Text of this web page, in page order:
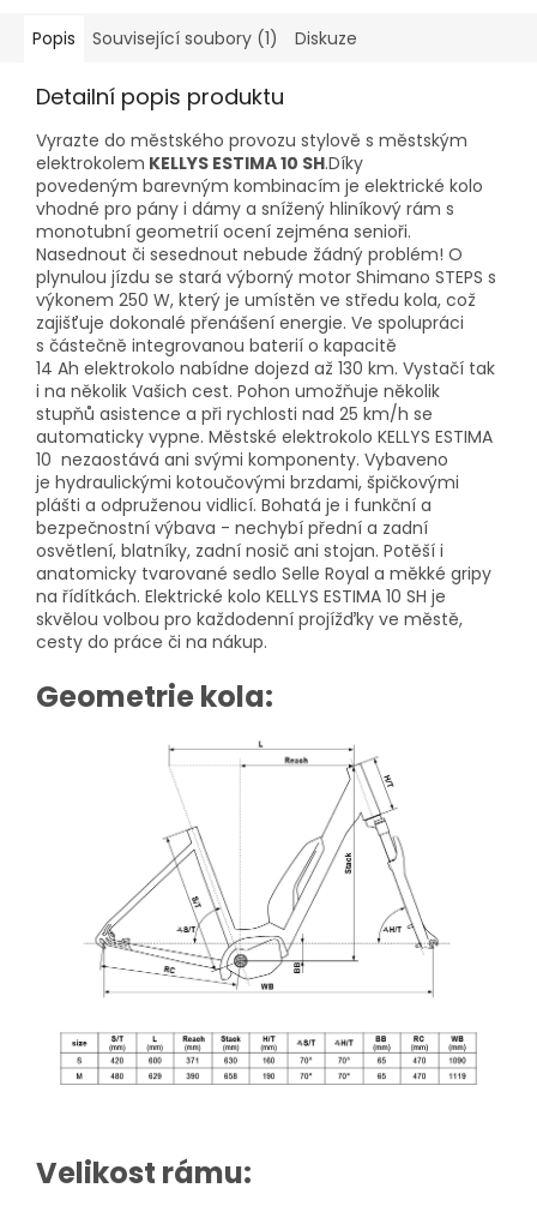
Popis Související soubory (1) Diskuze
Detailní popis produktu
Vyrazte do městského provozu stylově s městským
elektrokolem KELLYS ESTIMA 10 SH.Díky
povedeným barevným kombinacím je elektrické kolo
vhodné pro pány i dámy a snížený hliníkový rám s
monotubní geometrií ocení zejména senioři.
Nasednout či sesednout nebude žádný problém! O
plynulou jízdu se stará výborný motor Shimano STEPS s
výkonem 250 W, který je umístěn ve středu kola, což
zajišťuje dokonalé přenášení energie. Ve spolupráci
s částečně integrovanou baterií o kapacitě
14 Ah elektrokolo nabídne dojezd až 130 km. Vystačí tak
i na několik Vašich cest. Pohon umožňuje několik
stupňů asistence a při rychlosti nad 25 km/h se
automaticky vypne. Městské elektrokolo KELLYS ESTIMA
10 nezaostává ani svými komponenty. Vybaveno
je hydraulickými kotoučovými brzdami, špičkovými
plášti a odpruženou vidlicí. Bohatá je i funkční a
bezpečnostní výbava - nechybí přední a zadní
osvětlení, blatníky, zadní nosič ani stojan. Potěší i
anatomicky tvarované sedlo Selle Royal a měkké gripy
na řídítkách. Elektrické kolo KELLYS ESTIMA 10 SH je
skvělou volbou pro každodenní projížďky ve městě,
cesty do práce či na nákup.
Geometrie kola:
Velikost rámu: